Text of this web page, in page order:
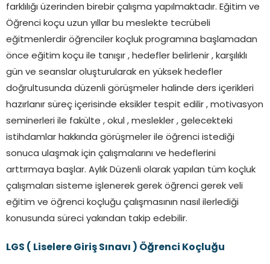
farklılığı üzerinden birebir çalışma yapılmaktadır. Eğitim ve
Öğrenci koçu uzun yıllar bu meslekte tecrübeli
eğitmenlerdir öğrenciler koçluk programına başlamadan
önce eğitim koçu ile tanışır , hedefler belirlenir , karşılıklı
gün ve seanslar oluşturularak en yüksek hedefler
doğrultusunda düzenli görüşmeler halinde ders içerikleri
hazırlanır süreç içerisinde eksikler tespit edilir , motivasyon
seminerleri ile fakülte , okul , meslekler , gelecekteki
istihdamlar hakkında görüşmeler ile öğrenci istediği
sonuca ulaşmak için çalışmalarını ve hedeflerini
arttırmaya başlar. Aylık Düzenli olarak yapılan tüm koçluk
çalışmaları sisteme işlenerek gerek öğrenci gerek veli
eğitim ve öğrenci koçluğu çalışmasının nasıl ilerlediği
konusunda süreci yakından takip edebilir.
LGS ( Liselere Giriş Sınavı ) Öğrenci Koçluğu